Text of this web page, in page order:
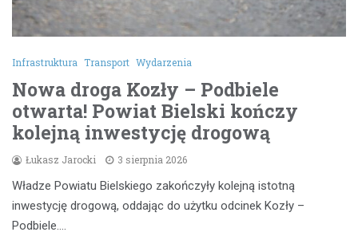
Infrastruktura Transport Wydarzenia
Nowa droga Kozły – Podbiele
otwarta! Powiat Bielski kończy
kolejną inwestycję drogową
Łukasz Jarocki 3 sierpnia 2026
Władze Powiatu Bielskiego zakończyły kolejną istotną
inwestycję drogową, oddając do użytku odcinek Kozły –
Podbiele.…